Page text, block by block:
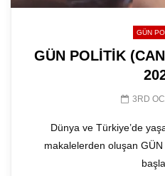
GÜN
GÜN POLİTİK
3RD
Dünya ve Türkiye’de
makalelerden oluşan GÜN